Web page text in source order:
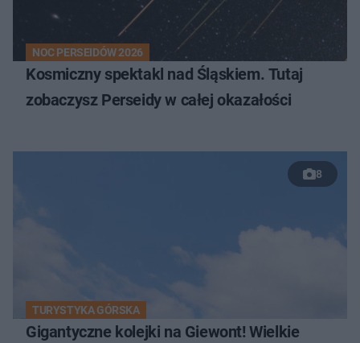
NOC PERSEIDÓW 2026
Kosmiczny spektakl nad Śląskiem. Tutaj
zobaczysz Perseidy w całej okazałości
8
TURYSTYKA GÓRSKA
Gigantyczne kolejki na Giewont! Wielkie